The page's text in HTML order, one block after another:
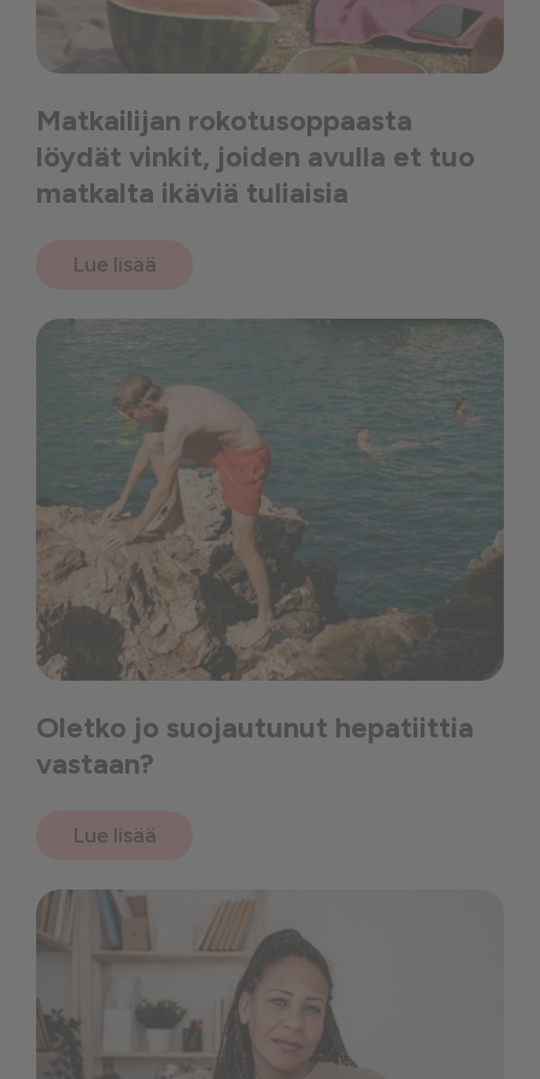
Matkailijan rokotusoppaasta
löydät vinkit, joiden avulla et tuo
matkalta ikäviä tuliaisia
Lue lisää
Oletko jo suojautunut hepatiittia
vastaan?
Lue lisää